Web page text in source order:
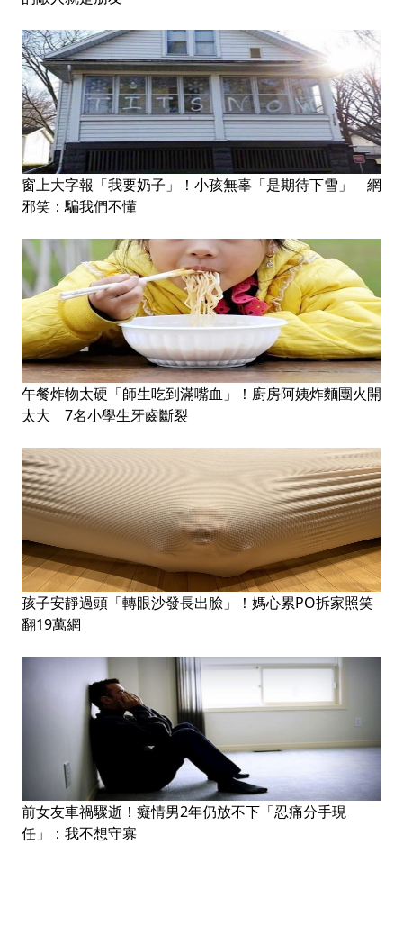
窗上大字報「我要奶子」！小孩無辜「是期待下雪」 網
邪笑：騙我們不懂
午餐炸物太硬「師生吃到滿嘴血」！廚房阿姨炸麵團火開
太大 7名小學生牙齒斷裂
孩子安靜過頭「轉眼沙發長出臉」！媽心累PO拆家照笑
翻19萬網
前女友車禍驟逝！癡情男2年仍放不下「忍痛分手現
任」：我不想守寡